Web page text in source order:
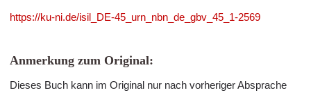
https://ku-ni.de/isil_DE-45_urn_nbn_de_gbv_45_1-2569
Anmerkung zum Original:
Dieses Buch kann im Original nur nach vorheriger Absprache